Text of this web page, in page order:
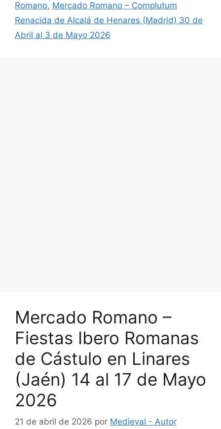
Romano, Mercado Romano – Complutum
Renacida de Alcalá de Henares (Madrid) 30 de
Abril al 3 de Mayo 2026
Mercado Romano –
Fiestas Ibero Romanas
de Cástulo en Linares
(Jaén) 14 al 17 de Mayo
2026
21 de abril de 2026 por Medieval - Autor